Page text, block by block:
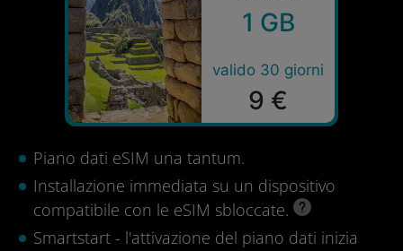
1 GB
valido 30 giorni
9 €
Piano dati eSIM una tantum.
Installazione immediata su un dispositivo
compatibile con le eSIM sbloccate.
Smartstart - l'attivazione del piano dati inizia